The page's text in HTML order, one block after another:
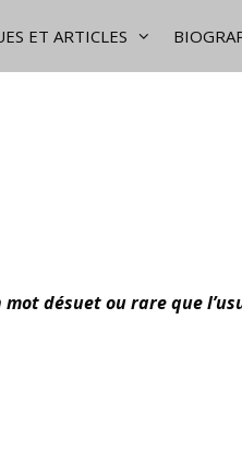
ET ARTICLES
désuet ou rare que